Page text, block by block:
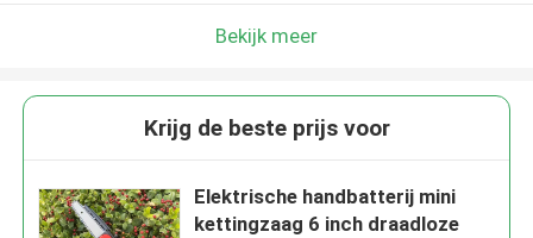
Bekijk meer
Krijg de beste prijs voor
Elektrische handbatterij mini
kettingzaag 6 inch draadloze